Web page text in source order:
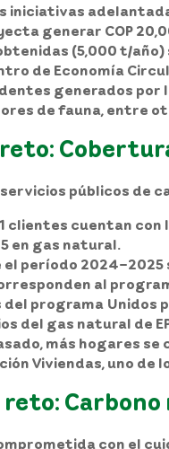
iniciativas
generar COP
(5,000 t/año)
de Economía
generados por
de fauna, entre
públicos de
clientes cuentan con
en gas natural.
el período 2024–2025
al
del programa Unidos
del gas natural de
más hogares
Viviendas, uno de
con el